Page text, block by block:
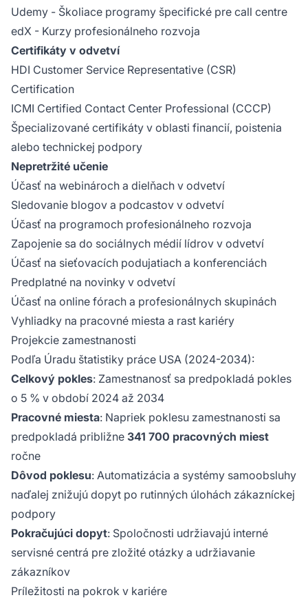
Udemy - Školiace programy špecifické pre call centre
edX - Kurzy profesionálneho rozvoja
Certifikáty v odvetví
HDI Customer Service Representative (CSR)
Certification
ICMI Certified Contact Center Professional (CCCP)
Špecializované certifikáty v oblasti financií, poistenia
alebo technickej podpory
Nepretržité učenie
Účasť na webinároch a dielňach v odvetví
Sledovanie blogov a podcastov v odvetví
Účasť na programoch profesionálneho rozvoja
Zapojenie sa do sociálnych médií lídrov v odvetví
Účasť na sieťovacích podujatiach a konferenciách
Predplatné na novinky v odvetví
Účasť na online fórach a profesionálnych skupinách
Vyhliadky na pracovné miesta a rast kariéry
Projekcie zamestnanosti
Podľa Úradu štatistiky práce USA (2024-2034):
Celkový pokles: Zamestnanosť sa predpokladá pokles
o 5 % v období 2024 až 2034
Pracovné miesta: Napriek poklesu zamestnanosti sa
predpokladá približne 341 700 pracovných miest
ročne
Dôvod poklesu: Automatizácia a systémy samoobsluhy
naďalej znižujú dopyt po rutinných úlohách zákazníckej
podpory
Pokračujúci dopyt: Spoločnosti udržiavajú interné
servisné centrá pre zložité otázky a udržiavanie
zákazníkov
Príležitosti na pokrok v kariére